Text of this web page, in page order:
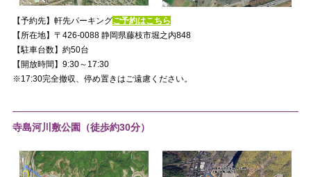
【予約先】軒先パーキングご予約はこちら
【所在地】〒426-0088 静岡県藤枝市堀之内848
【駐車台数】約50台
【開放時間】9:30～17:30
※17:30完全撤収、停め置きはご遠慮ください。
寺島河川敷公園（徒歩約30分）